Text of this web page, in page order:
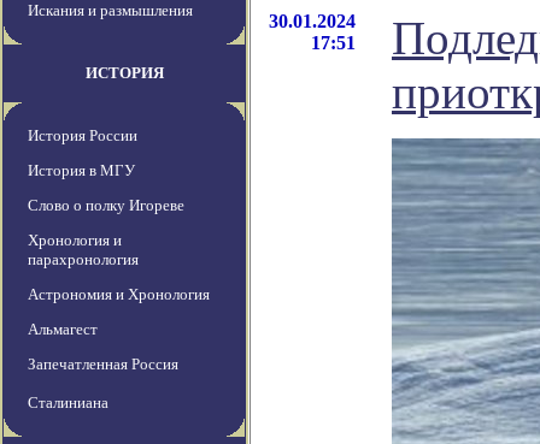
Искания и размышления
ИСТОРИЯ
История России
История в МГУ
Слово о полку Игореве
Хронология и
парахронология
Астрономия и Хронология
Альмагест
Запечатленная Россия
Сталиниана
30.01.2024
17:51